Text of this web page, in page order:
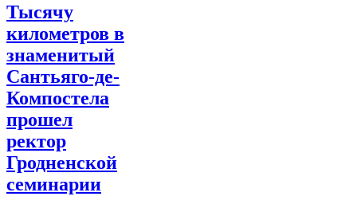
Тысячу
километров в
знаменитый
Сантьяго-де-
Компостела
прошел
ректор
Гродненской
семинарии